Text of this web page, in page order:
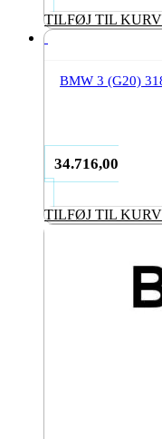
TILFØJ TIL KURV
BMW 3 (G20)
34.716,00
TILFØJ TIL KURV